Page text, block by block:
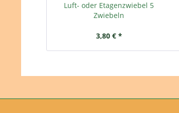
Luft- oder Etagenzwiebel 5
Zwiebeln
3,80 € *